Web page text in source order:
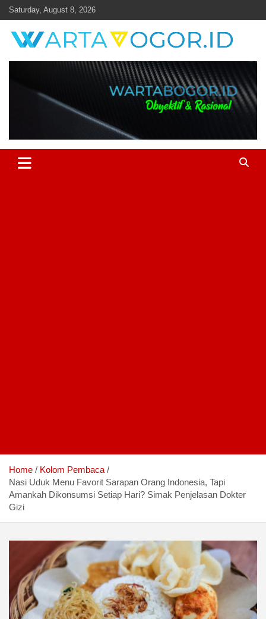
Skip
to
content
Saturday, August 8, 2026
Warta Bogor
Home
Kolom Pembaca
Nasi Uduk Menu Favorit Sarapan Orang Indonesia, Tapi
Amankah Dikonsumsi Setiap Hari? Simak Penjelasan Dokter
Gizi